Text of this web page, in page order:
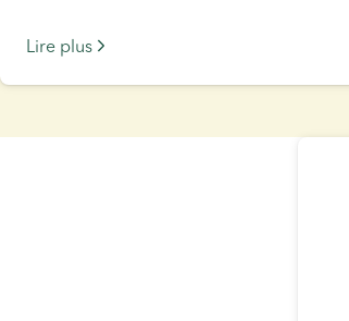
Lire plus